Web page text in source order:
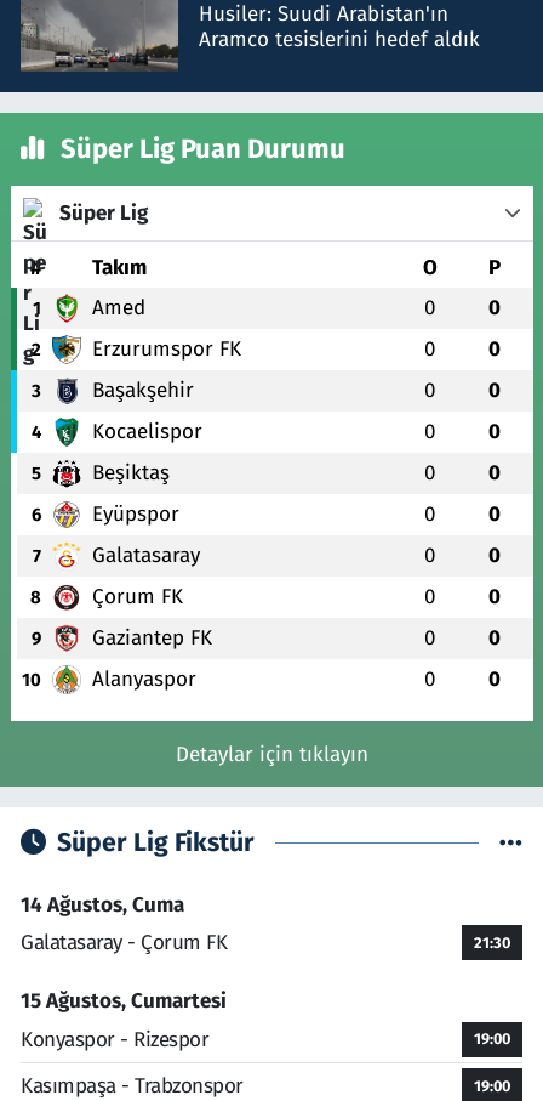
Husiler: Suudi Arabistan'ın
Aramco tesislerini hedef aldık
Süper Lig Puan Durumu
Süper Lig
# Takım O P
1 Amed 0 0
2 Erzurumspor FK 0 0
3 Başakşehir 0 0
4 Kocaelispor 0 0
5 Beşiktaş 0 0
6 Eyüpspor 0 0
7 Galatasaray 0 0
8 Çorum FK 0 0
9 Gaziantep FK 0 0
10 Alanyaspor 0 0
Detaylar için tıklayın
Süper Lig Fikstür
14 Ağustos, Cuma
Galatasaray - Çorum FK
21:30
15 Ağustos, Cumartesi
Konyaspor - Rizespor
19:00
Kasımpaşa - Trabzonspor 19:00